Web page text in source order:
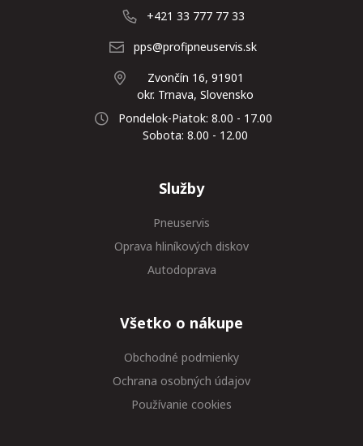
+421 33 777 77 33
pps@profipneuservis.sk
Zvončín 16, 91901
okr. Trnava, Slovensko
Pondelok-Piatok: 8.00 - 17.00
Sobota: 8.00 - 12.00
Služby
Pneuservis
Oprava hliníkových diskov
Autodoprava
Všetko o nákupe
Obchodné podmienky
Ochrana osobných údajov
Používanie cookies